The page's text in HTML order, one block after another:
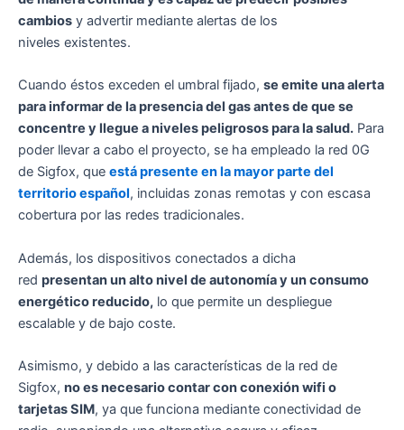
cambios y advertir mediante alertas de los
niveles existentes.
Cuando éstos exceden el umbral fijado, se emite una alerta
para informar de lapresencia del gas antes de que se
concentre y llegue a niveles peligrosos para la salud. Para
poder llevar a cabo el proyecto, se ha empleado la red 0G
de Sigfox, que está presente en la mayor parte del
territorio español, incluidas zonas remotas y con escasa
cobertura por las redes tradicionales.
Además, los dispositivos conectados a dicha
red presentan un alto nivel de autonomía y un consumo
energético reducido, lo que permite un despliegue
escalable y de bajo coste.
Asimismo, y debido a las características de la red de
Sigfox, no es necesario contar con conexión wifi o
tarjetas SIM, ya que funciona mediante conectividad de